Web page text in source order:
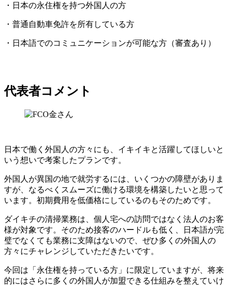
・日本の永住権を持つ外国人の方
・普通自動車免許を所有している方
・日本語でのコミュニケーションが可能な方（審査あり）
代表者コメント
日本で働く外国人の方々にも、イキイキと活躍してほしいと
いう想いで考案したプランです。
外国人が異国の地で就労するには、いくつかの障壁がありま
すが、なるべくスムーズに働ける環境を構築したいと思って
います。初期費用を低価格にしているのもそのためです。
ダイキチの清掃業務は、個人宅への訪問ではなく法人のお客
様が対象です。そのため接客のハードルも低く、日本語が完
璧でなくても業務に支障はないので、ぜひ多くの外国人の
方々にチャレンジしていただきたいです。
今回は「永住権を持っている方」に限定していますが、将来
的にはさらに多くの外国人が加盟できる仕組みを整えていけ